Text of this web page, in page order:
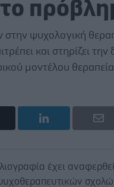
στην ψυχολογική
και στηρίζει
μοντέλου
έχει